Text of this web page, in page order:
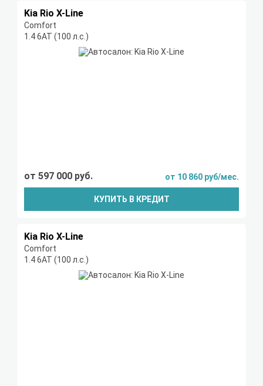
Kia Rio X-Line
Comfort
1.4 6АТ (100 л.с.)
от 597 000 руб. от 10 860 руб/мес.
КУПИТЬ В КРЕДИТ
Kia Rio X-Line
Comfort
1.4 6АТ (100 л.с.)